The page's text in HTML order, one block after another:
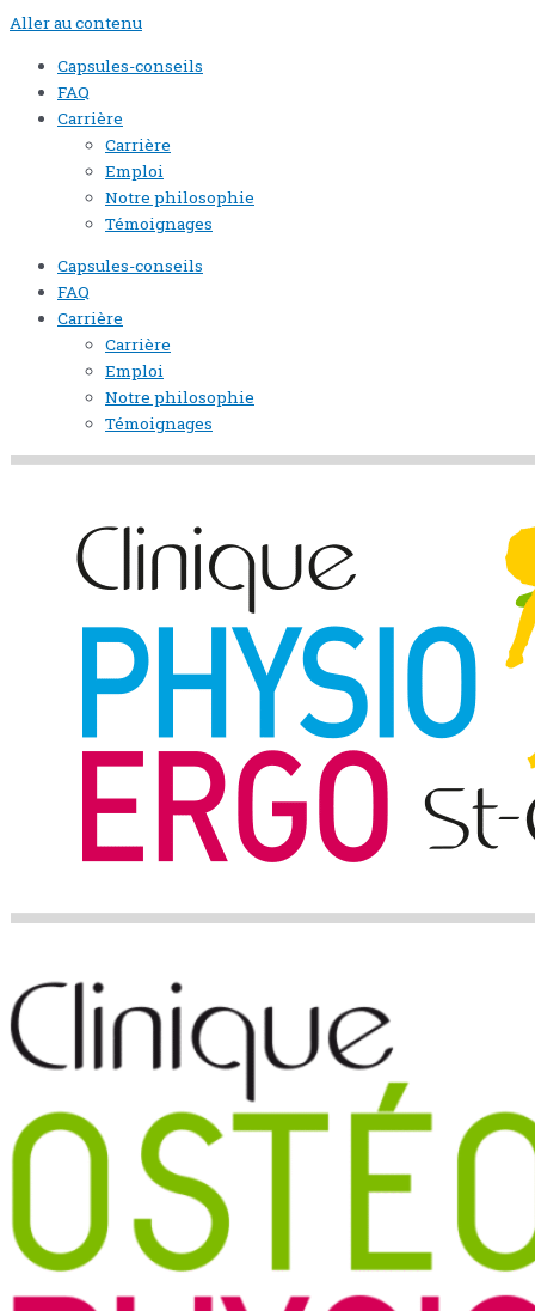
Aller au contenu
Capsules-conseils
FAQ
Carrière
Carrière
Emploi
Notre philosophie
Témoignages
Capsules-conseils
FAQ
Carrière
Carrière
Emploi
Notre philosophie
Témoignages